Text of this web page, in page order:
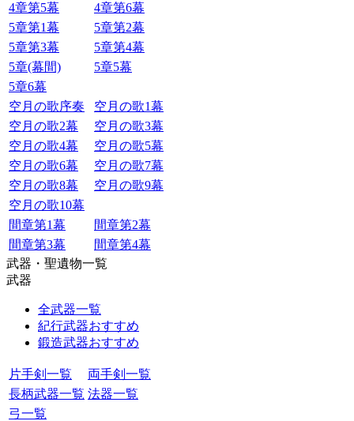
4章第5幕
4章第6幕
5章第1幕
5章第2幕
5章第3幕
5章第4幕
5章(幕間)
5章5幕
5章6幕
空月の歌序奏
空月の歌1幕
空月の歌2幕
空月の歌3幕
空月の歌4幕
空月の歌5幕
空月の歌6幕
空月の歌7幕
空月の歌8幕
空月の歌9幕
空月の歌10幕
間章第1幕
間章第2幕
間章第3幕
間章第4幕
武器・聖遺物一覧
武器
全武器一覧
紀行武器おすすめ
鍛造武器おすすめ
片手剣一覧
両手剣一覧
長柄武器一覧 法器一覧
弓一覧